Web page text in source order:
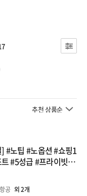
추천 상품순
#노팁 #노옵션 #쇼핑1
#5성급 #프라이빗비
유2회 패키지
공 외 2개